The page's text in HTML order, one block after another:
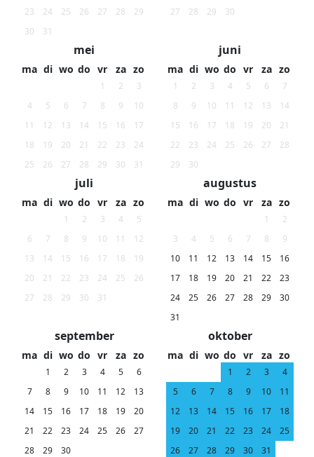
23
24 25 26 27 28
29
30
31
27
28 29 30
mei
ma di wo do vr za zo
1 2
3
4
5 6 7 8 9
10
11
12 13 14 15 16
17
18
19 20 21 22 23
24
25
26 27 28 29 30 31
juni
ma di wo do vr za zo
1 2 3 4 5 6
7
8
9 10 11 12 13
14
15
16 17 18 19 20
21
22
23 24 25 26 27
28
29
30
juli
ma di wo do vr za zo
1 2 3 4
5
6
7 8 9 10 11
12
13
14 15 16 17 18
19
20
21 22 23 24 25
26
27
28 29 30 31
augustus
ma di wo do vr za zo
1
2
3
4 5 6 7 8
9
10
11 12 13 14 15
16
17
18 19 20 21 22
23
24
25 26 27 28 29
30
31
september
ma di wo do vr za zo
1 2 3 4 5
6
7
8 9 10 11 12
13
14
15 16 17 18 19
20
21
22 23 24 25 26
27
28
29 30
oktober
ma di wo do vr za zo
1 2 3
4
5
6 7 8 9 10
11
12
13 14 15 16 17
18
19
20 21 22 23 24
25
26
27 28 29 30 31